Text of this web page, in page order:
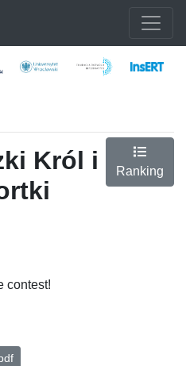
Król i
Ranking
contest!